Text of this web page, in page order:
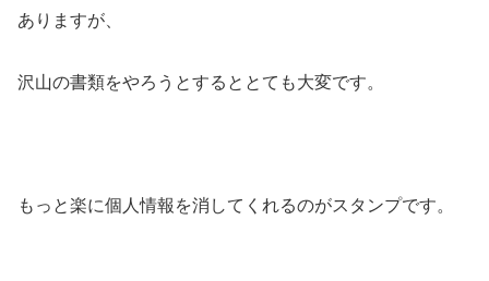
ありますが、
沢山の書類をやろうとするととても大変です。
もっと楽に個人情報を消してくれるのがスタンプです。